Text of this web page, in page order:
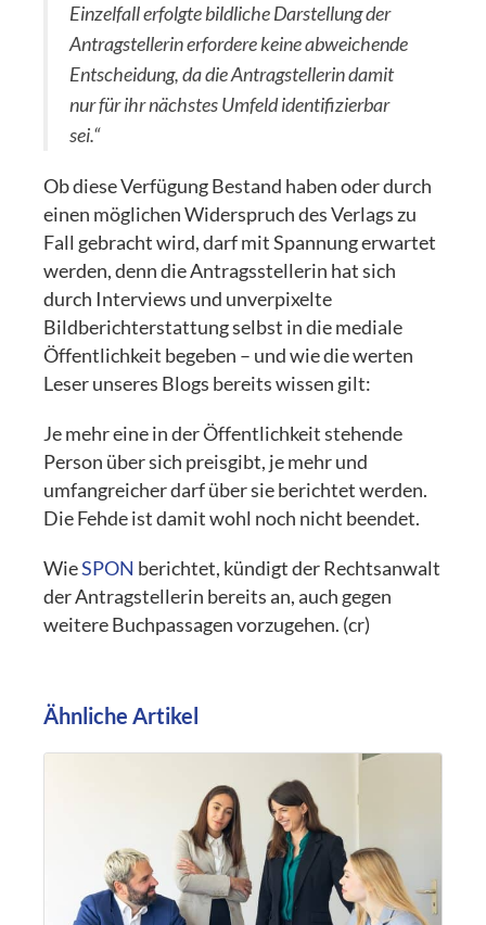
Einzelfall erfolgte bildliche Darstellung der
Antragstellerin erfordere keine abweichende
Entscheidung, da die Antragstellerin damit
nur für ihr nächstes Umfeld identifizierbar
sei.“
Ob diese Verfügung Bestand haben oder durch
einen möglichen Widerspruch des Verlags zu
Fall gebracht wird, darf mit Spannung erwartet
werden, denn die Antragsstellerin hat sich
durch Interviews und unverpixelte
Bildberichterstattung selbst in die mediale
Öffentlichkeit begeben – und wie die werten
Leser unseres Blogs bereits wissen gilt:
Je mehr eine in der Öffentlichkeit stehende
Person über sich preisgibt, je mehr und
umfangreicher darf über sie berichtet werden.
Die Fehde ist damit wohl noch nicht beendet.
WieSPON berichtet, kündigt der Rechtsanwalt
der Antragstellerin bereits an, auch gegen
weitere Buchpassagen vorzugehen. (cr)
Ähnliche Artikel